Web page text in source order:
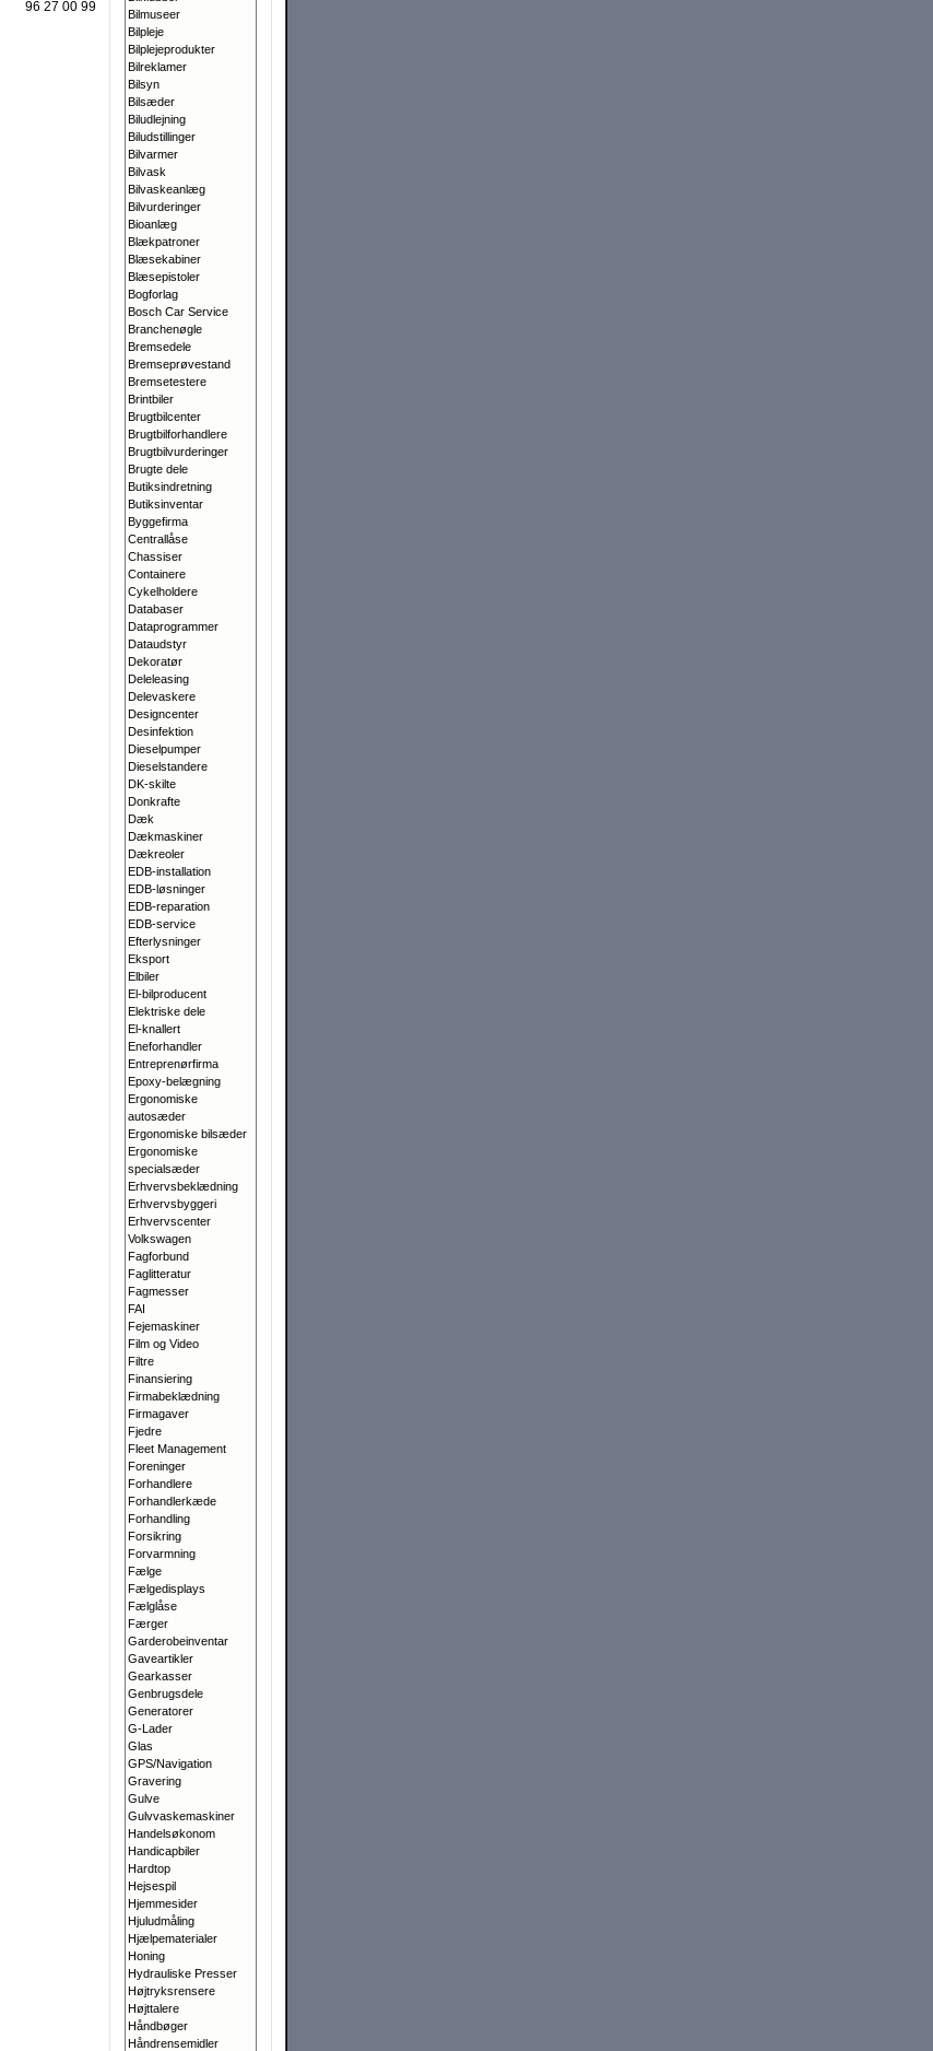
96 27 00 99
Bilmuseer
Bilpleje
Bilplejeprodukter
Bilreklamer
Bilsyn
Bilsæder
Biludlejning
Biludstillinger
Bilvarmer
Bilvask
Bilvaskeanlæg
Bilvurderinger
Bioanlæg
Blækpatroner
Blæsekabiner
Blæsepistoler
Bogforlag
Bosch Car Service
Branchenøgle
Bremsedele
Bremseprøvestand
Bremsetestere
Brintbiler
Brugtbilcenter
Brugtbilforhandlere
Brugtbilvurderinger
Brugte dele
Butiksindretning
Butiksinventar
Byggefirma
Centrallåse
Chassiser
Containere
Cykelholdere
Databaser
Dataprogrammer
Dataudstyr
Dekoratør
Deleleasing
Delevaskere
Designcenter
Desinfektion
Dieselpumper
Dieselstandere
DK-skilte
Donkrafte
Dæk
Dækmaskiner
Dækreoler
EDB-installation
EDB-løsninger
EDB-reparation
EDB-service
Efterlysninger
Eksport
Elbiler
El-bilproducent
Elektriske dele
El-knallert
Eneforhandler
Entreprenørfirma
Epoxy-belægning
Ergonomiske
autosæder
Ergonomiske bilsæder
Ergonomiske
specialsæder
Erhvervsbeklædning
Erhvervsbyggeri
Erhvervscenter
Volkswagen
Fagforbund
Faglitteratur
Fagmesser
FAI
Fejemaskiner
Film og Video
Filtre
Finansiering
Firmabeklædning
Firmagaver
Fjedre
Fleet Management
Foreninger
Forhandlere
Forhandlerkæde
Forhandling
Forsikring
Forvarmning
Fælge
Fælgedisplays
Fælglåse
Færger
Garderobeinventar
Gaveartikler
Gearkasser
Genbrugsdele
Generatorer
G-Lader
Glas
GPS/Navigation
Gravering
Gulve
Gulvvaskemaskiner
Handelsøkonom
Handicapbiler
Hardtop
Hejsespil
Hjemmesider
Hjuludmåling
Hjælpematerialer
Honing
Hydrauliske Presser
Højtryksrensere
Højttalere
Håndbøger
Håndrensemidler